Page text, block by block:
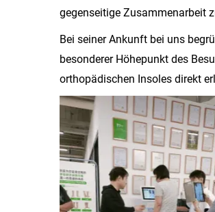
gegenseitige Zusammenarbeit
Bei seiner Ankunft bei uns
besonderer Höhepunkt des
orthopädischen Insoles direkt